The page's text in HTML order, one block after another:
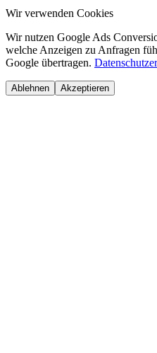
Wir verwenden Cookies
Wir nutzen Google Ads
welche Anzeigen zu Anfragen
Google übertragen.
Ablehnen Akzeptieren